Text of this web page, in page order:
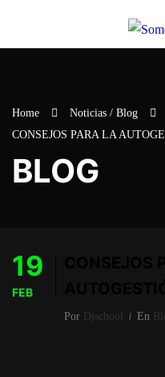
Home Noticias / Blog
CONSEJOS PARA LA
BLOG
19
FEB
Por Djschool En